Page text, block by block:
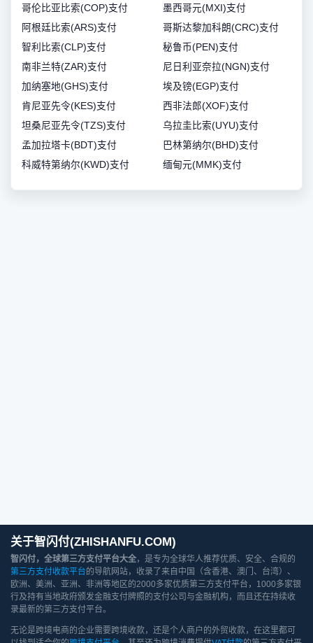
哥伦比亚比索(COP)支付
墨西哥元(MXI)支付
阿根廷比索(ARS)支付
哥斯达黎加科朗(CRC)支付
智利比索(CLP)支付
秘鲁币(PEN)支付
南非兰特(ZAR)支付
尼日利亚奈拉(NGN)支付
加纳塞地(GHS)支付
埃及镑(EGP)支付
肯尼亚先令(KES)支付
西非法郎(XOF)支付
坦桑尼亚先令(TZS)支付
乌拉圭比索(UYU)支付
孟加拉塔卡(BDT)支付
巴林第纳尔(BHD)支付
科威特第纳尔(KWD)支付
缅甸元(MMK)支付
关于智闪付(ZHISHANFU.COM)
智闪付，全球第三方支付平台大全，是专为全球华人推荐优质、安全、合规的
第三方支付收款平台 的导航网站，收录了来自中国（含香港、澳门、台湾）、
欧洲、美洲、亚洲、非洲等地区的2000多家优质第三方支付平台，1000多家银
行及持有当地政府颁发金融支付牌照的支付公司与金融机构，而且还在持续收
录最新的第三方支付平台。
无论是跨境电商的企业需要跨境收款，还是个人商户的外贸收款，在这里都可